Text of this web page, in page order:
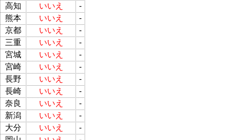
高知
いいえ
-
熊本
いいえ
-
京都
いいえ
-
三重
いいえ
-
宮城
いいえ
-
宮崎
いいえ
-
長野
いいえ
-
長崎
いいえ
-
奈良
いいえ
-
新潟
いいえ
-
大分
いいえ
-